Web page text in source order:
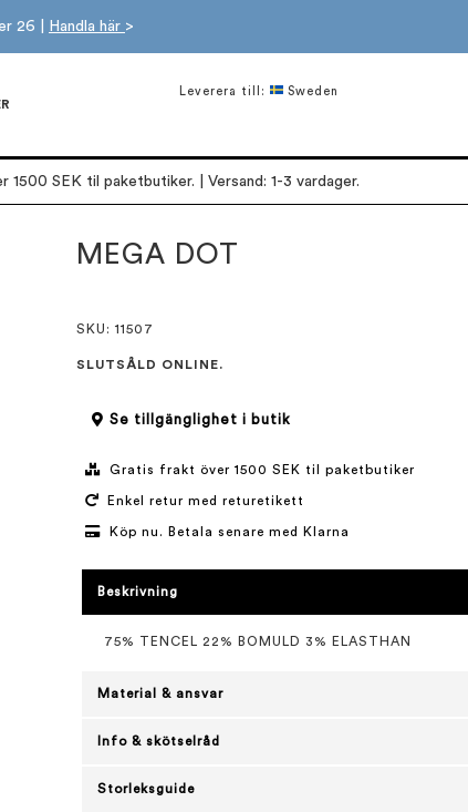
26 | Handla här >
Leverera till: Sweden
SEK til paketbutiker. | Versand: 1-3 vardager.
MEGA DOT
SKU : 11507
SLUTSÅLD ONLINE.
Se tillgänglighet i butik
Gratis frakt över 1500 SEK til paketbutiker
Enkel retur med returetikett
Köp nu. Betala senare med Klarna
Beskrivning
75% TENCEL 22% BOMULD 3% ELASTHAN
Material & ansvar
Info & skötselråd
Storleksguide